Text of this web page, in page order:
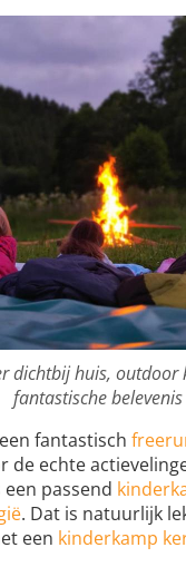
dichtbij huis,
fantastische belevenis
fantastisch
de echte
passend
. Dat is natuurlijk
een kinderkamp